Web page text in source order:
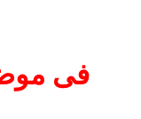
فى